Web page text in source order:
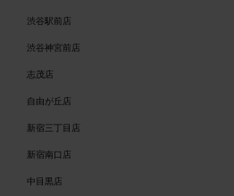
渋谷駅前店
渋谷神宮前店
志茂店
自由が丘店
新宿三丁目店
新宿南口店
中目黒店